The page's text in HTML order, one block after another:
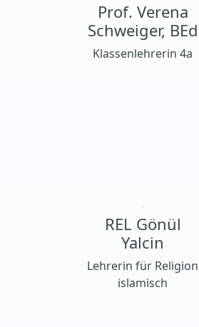
Prof. Verena
Schweiger, BEd
Klassenlehrerin 4a
REL Gönül
Yalcin
Lehrerin für Religion
islamisch